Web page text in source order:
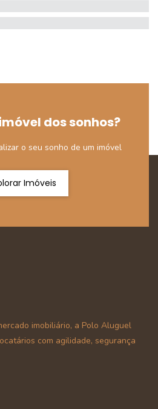
dos sonhos?
o seu sonho de um imóvel
Imóveis
imobiliário, a Polo Aluguel
com agilidade, segurança